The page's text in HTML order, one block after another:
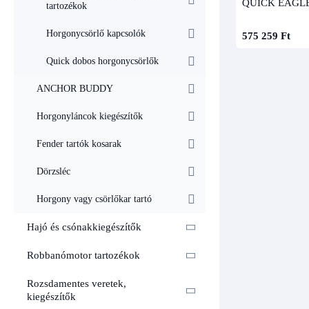
tartozékok
Horgonycsörlő kapcsolók
Quick dobos horgonycsörlők
ANCHOR BUDDY
Horgonyláncok kiegészítők
Fender tartók kosarak
Dörzsléc
Horgony vagy csörlőkar tartó
Hajó és csónakkiegészítők
Robbanómotor tartozékok
Rozsdamentes veretek,
kiegészítők
575 259 Ft